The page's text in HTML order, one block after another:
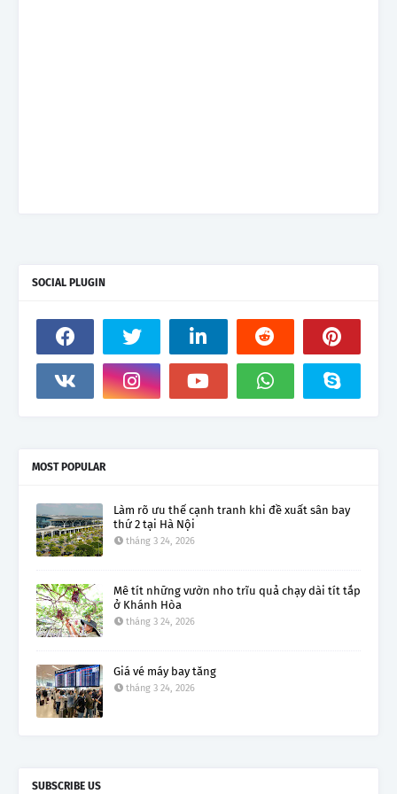
SOCIAL PLUGIN
MOST POPULAR
Làm rõ ưu thế cạnh tranh khi đề xuất sân bay
thứ 2 tại Hà Nội
tháng 3 24, 2026
Mê tít những vườn nho trĩu quả chạy dài tít tắp
ở Khánh Hòa
tháng 3 24, 2026
Giá vé máy bay tăng
tháng 3 24, 2026
SUBSCRIBE US